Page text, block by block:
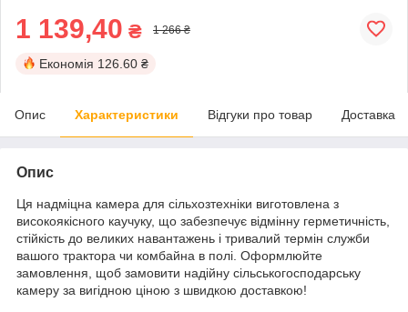
1 139,40 ₴ 1 266 ₴
Економія 126.60 ₴
Опис Характеристики Відгуки про товар Доставка
Опис
Ця надміцна камера для сільхозтехніки виготовлена з
високоякісного каучуку, що забезпечує відмінну герметичність,
стійкість до великих навантажень і тривалий термін служби
вашого трактора чи комбайна в полі. Оформлюйте
замовлення, щоб замовити надійну сільськогосподарську
камеру за вигідною ціною з швидкою доставкою!